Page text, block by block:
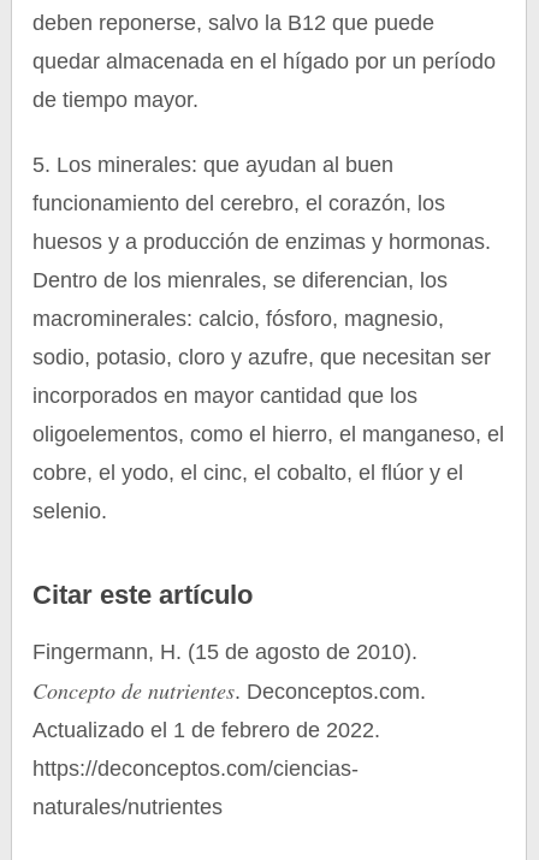
deben reponerse, salvo la B12 que puede
quedar almacenada en el hígado por un período
de tiempo mayor.
5. Los minerales: que ayudan al buen
funcionamiento del cerebro, el corazón, los
huesos y a producción de enzimas y hormonas.
Dentro de los mienrales, se diferencian, los
macrominerales: calcio, fósforo, magnesio,
sodio, potasio, cloro y azufre, que necesitan ser
incorporados en mayor cantidad que los
oligoelementos, como el hierro, el manganeso, el
cobre, el yodo, el cinc, el cobalto, el flúor y el
selenio.
Citar este artículo
Fingermann, H. (15 de agosto de 2010).
Concepto de nutrientes. Deconceptos.com.
Actualizado el 1 de febrero de 2022.
https://deconceptos.com/ciencias-
naturales/nutrientes